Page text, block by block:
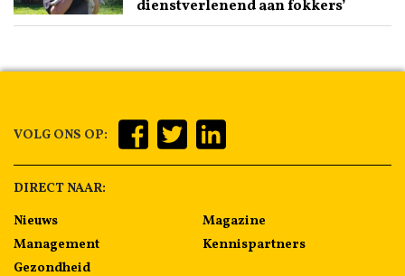
dienstverlenend aan fokkers’
VOLG ONS OP:
DIRECT NAAR:
Nieuws
Management
Gezondheid
Magazine
Kennispartners